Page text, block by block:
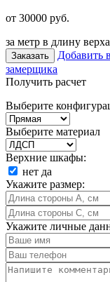
от 30000 руб.
за метр в длину
Заказать Добавить
замерщика
Получить расчет
Выберите
Выберите материал
Верхние шкафы:
нет да
Укажите размер:
Укажите личные